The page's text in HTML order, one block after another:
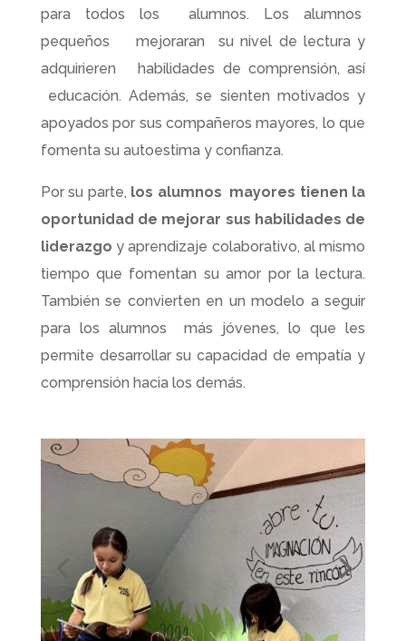
para todos los alumnos. Los alumnos
pequeños mejoraran su nivel de lectura y
adquirieren habilidades de comprensión, así
educación. Además, se sienten motivados y
apoyados por sus compañeros mayores, lo que
fomenta su autoestima y confianza.
Por su parte, los alumnos mayores tienen la
oportunidad de mejorar sus habilidades de
liderazgo y aprendizaje colaborativo, al mismo
tiempo que fomentan su amor por la lectura.
También se convierten en un modelo a seguir
para los alumnos más jóvenes, lo que les
permite desarrollar su capacidad de empatía y
comprensión hacia los demás.